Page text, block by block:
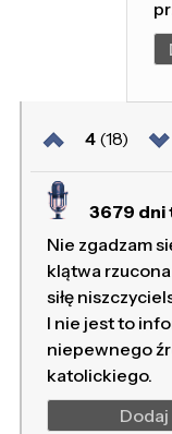
4 (18)
3679 dni
Nie zgadzam
klątwa
siłę
I nie jest to
niepewnego
katolickiego.